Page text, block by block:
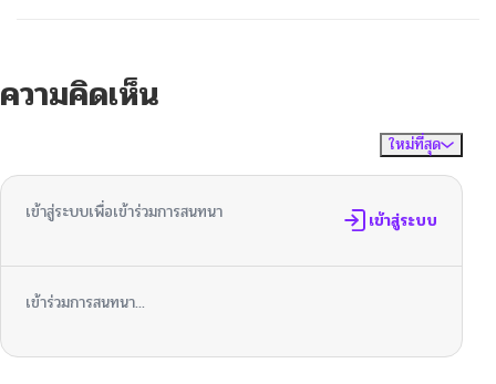
ความคิดเห็น
ใหม่ที่สุด
เข้าสู่ระบบเพื่อเข้าร่วมการสนทนา เข้าสู่ระบบ
เข้าร่วมการสนทนา...